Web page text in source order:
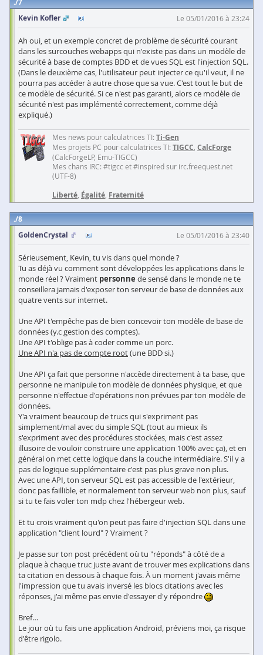
Kevin Kofler
Le 05/01/2016 à 23:24
Ah oui, et un exemple concret de problème de sécurité courant
dans les surcouches webapps qui n'existe pas dans un modèle de
sécurité à base de comptes BDD et de vues SQL est l'injection SQL.
(Dans le deuxième cas, l'utilisateur peut injecter ce qu'il veut, il ne
pourra pas accéder à autre chose que sa vue. C'est tout le but de
ce modèle de sécurité. Si ce n'est pas garanti, alors ce modèle de
sécurité n'est pas implémenté correctement, comme déjà
expliqué.)
Mes news pour calculatrices TI: Ti-Gen
Mes projets PC pour calculatrices TI: TIGCC CalcForge
(CalcForgeLP, Emu-TIGCC)
Mes chans IRC: #tigcc et #inspired sur irc.freequest.net
(UTF-8)
Liberté Égalité Fraternité
8
GoldenCrystal
Le 05/01/2016 à 23:40
Sérieusement, Kevin, tu vis dans quel monde ?
Tu as déjà vu comment sont développées les applications dans le
monde réel ? Vraiment personne de sensé dans le monde ne te
conseillera jamais d'exposer ton serveur de base de données aux
quatre vents sur internet.
Une API t'empêche pas de bien concevoir ton modèle de base de
données (y.c gestion des comptes).
Une API t'oblige pas à coder comme un porc.
Une API n'a pas de compte root(une BDD si.)
Une API ça fait que personne n'accède directement à ta base, que
personne ne manipule ton modèle de données physique, et que
personne n'effectue d'opérations non prévues par ton modèle de
données.
Y'a vraiment beaucoup de trucs qui s'expriment pas
simplement/mal avec du simple SQL (tout au mieux ils
s'expriment avec des procédures stockées, mais c'est assez
illusoire de vouloir construire une application 100% avec ça), et en
général on met cette logique dans la couche intermédiaire. S'il y a
pas de logique supplémentaire c'est pas plus grave non plus.
Avec une API, ton serveur SQL est pas accessible de l'extérieur,
donc pas faillible, et normalement ton serveur web non plus, sauf
si tu te fais voler ton mdp chez l'hébergeur web.
Et tu crois vraiment qu'on peut pas faire d'injection SQL dans une
application "client lourd" ? Vraiment ?
Je passe sur ton post précédent où tu "réponds" à côté de a
plaque à chaque truc juste avant de trouver mes explications dans
ta citation en dessous à chaque fois. À un moment j'avais même
l'impression que tu avais inversé les blocs citations avec les
réponses, j'ai même pas envie d'essayer d'y répondre
Bref…
Le jour où tu fais une application Android, préviens moi, ça risque
d'être rigolo.